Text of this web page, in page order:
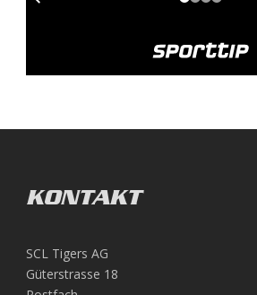
KONTAKT
SCL Tigers AG
Güterstrasse 18